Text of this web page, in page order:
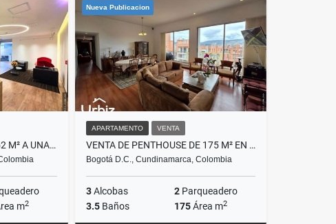
ARRIENDO OFICINA DE 162 M² A UNA CUADRA DE CC ANDINO
m2
Nueva Publicacion
APARTAMENTO VENTA
VENTA DE PENTHOUSE DE 175 M² EN CONJUNTO CON PISCINA Y CLUB HOUSE
Bogotá D.C., Cundinamarca, Colombia
3Alcobas 2 Parqueadero
3.5 Baños 175Área m2